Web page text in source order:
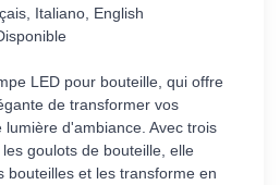
Italiano, English
LED pour bouteille, qui offre
de transformer vos
d'ambiance. Avec trois
goulots de bouteille, elle
bouteilles et les transforme en